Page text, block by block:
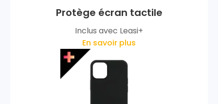
Protège écran tactile
Inclus avec Leasi+
En savoir plus